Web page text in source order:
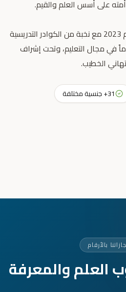
انطلقت رسالتنا التعليمية عام 2023 مع نخبة من الكوادر التدريسية
بخبرة تتجاوز 20 عاماً في مجال التعليم، وتحت إشراف
الخطيب.
31+ جنسية مختلفة
بالأرقام
العلم والمعرفة